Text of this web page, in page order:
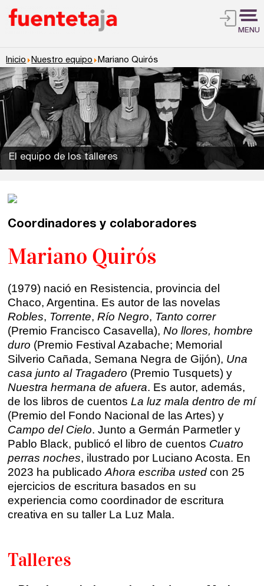
MENU
Madrid
Barcelona
Valencia
Alicante
Murcia
Málaga
Bilbao
Vitoria
Zaragoza
Santander
Presenciales en Madrid
En directo a través de Zoom
Talleres de escritura
Talleres presenciales ≻
Talleres online
Intensivos de verano ≻
Recreativa 26
El taller de escritura creativa
Cursos
Curso integral de narrativa
Máster de creación poética
fuentetaja
Nuestro equipo
Inicio Nuestro equipo Mariano Quirós
El equipo de los talleres
Coordinadores y colaboradores
Mariano Quirós
(1979) nació en Resistencia, provincia del
Chaco, Argentina. Es autor de las novelas
Robles, Torrente, Río Negro, Tanto correr
(Premio Francisco Casavella), No llores, hombre
duro (Premio Festival Azabache; Memorial
Silverio Cañada, Semana Negra de Gijón), Una
casa junto al Tragadero (Premio Tusquets) y
Nuestra hermana de afuera. Es autor, además,
de los libros de cuentos La luz mala dentro de mí
(Premio del Fondo Nacional de las Artes) y
Campo del Cielo. Junto a Germán Parmetler y
Pablo Black, publicó el libro de cuentos Cuatro
perras noches, ilustrado por Luciano Acosta. En
2023 ha publicado Ahora escriba ustedcon 25
ejercicios de escritura basados en su
experiencia como coordinador de escritura
creativa en su taller La Luz Mala.
Talleres